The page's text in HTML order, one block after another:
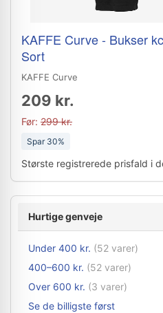
KAFFE Curve - Bukser
Sort
KAFFE Curve
209 kr.
Før: 299 kr.
Spar 30%
Største registrerede prisfald i
Hurtige genveje
Under 400 kr. (52 varer)
400–600 kr. (52 varer)
Over 600 kr. (3 varer)
Se de billigste først